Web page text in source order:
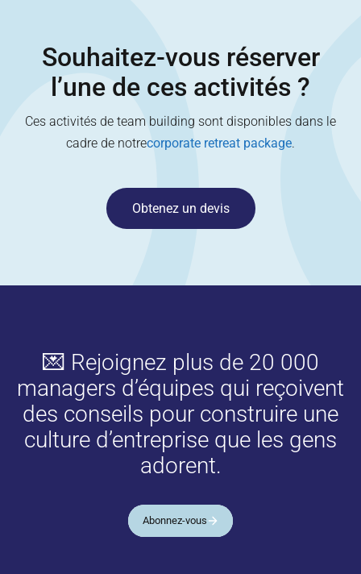
Souhaitez-vous réserver
l’une de ces activités ?
Ces activités de team building sont disponibles dans le
cadre de notrecorporate retreat package.
Obtenez un devis
💌 Rejoignez plus de 20 000
managers d’équipes qui reçoivent
des conseils pour construire une
culture d’entreprise que les gens
adorent.
Abonnez-vous